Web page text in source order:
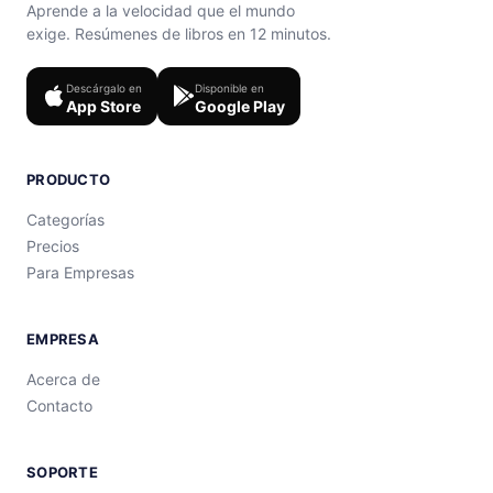
Aprende a la velocidad que el mundo
exige. Resúmenes de libros en 12 minutos.
Descárgalo en
App Store
Disponible en
Google Play
PRODUCTO
Categorías
Precios
Para Empresas
EMPRESA
Acerca de
Contacto
SOPORTE